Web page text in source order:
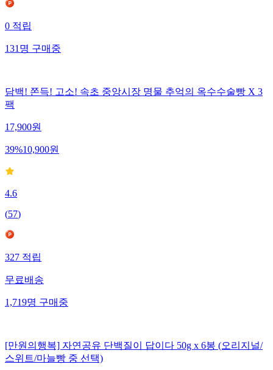
0적립
131명구매중
담백! 쫀득! 고소! 속초 중앙시장 명물 추억의 옥수수술빵 X 3
팩
17,900원
39%10,900원
4.6
(57)
327적립
무료배송
1,719명구매중
[만원의행복] 자연공유 단백질이 답이다 50g x 6봉 (오리지널/
스위트/마늘빵 중 선택)